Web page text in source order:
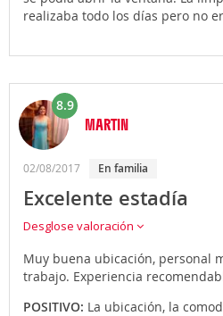
realizaba todo los días pero no
8.9
MARTIN
02/08/2017 en familia
Excelente estadía
Desglose valoración
Muy buena ubicación, personal
trabajo. Experiencia
POSITIVO: La ubicación, la